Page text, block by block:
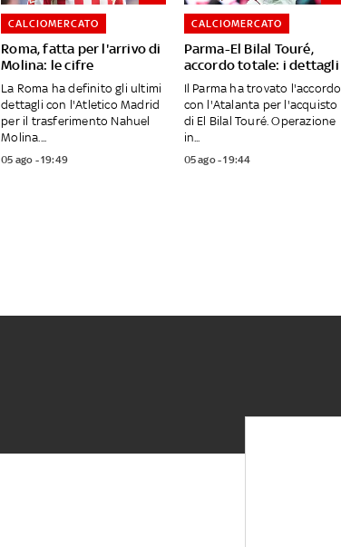
Roma, fatta per l'arrivo di
Molina: le cifre
CALCIOMERCATO
La Roma ha definito gli ultimi
dettagli con l'Atletico Madrid
per il trasferimento Nahuel
Molina....
05 ago - 19:49
Parma-El Bilal Touré,
accordo totale: i dettagli
CALCIOMERCATO
Il Parma ha trovato l'accordo
con l'Atalanta per l'acquisto
di El Bilal Touré. Operazione
in...
05 ago - 19:44